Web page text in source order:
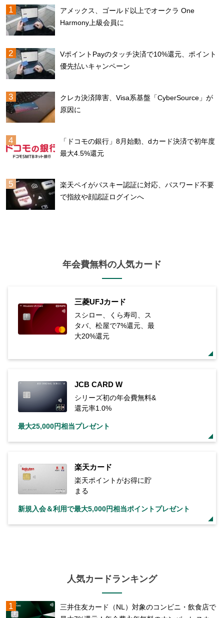
アメックス、ゴールド以上でオークラ One
Harmony上級会員に
VポイントPayのタッチ決済で10%還元、ポイント
優先払いキャンペーン
クレカ決済障害、Visa系基盤「CyberSource」が
原因に
「ドコモの銀行」8月始動、dカード決済で初年度
最大4.5%還元
楽天ペイがパスキー認証に対応、パスワード不要
で指紋や顔認証ログインへ
年会費無料の人気カード
三菱UFJカード
スシロー、くら寿司、ス
タバ、松屋で7%還元、最
大20%還元
JCB CARD W
シリーズ初の年会費無料&
還元率1.0%
最大25,000円相当プレゼント
楽天カード
楽天ポイントがお得に貯
まる
新規入会＆利用で最大5,000円相当ポイントプレゼント
人気カードランキング
三井住友カード（NL）対象のコンビニ・飲食店で